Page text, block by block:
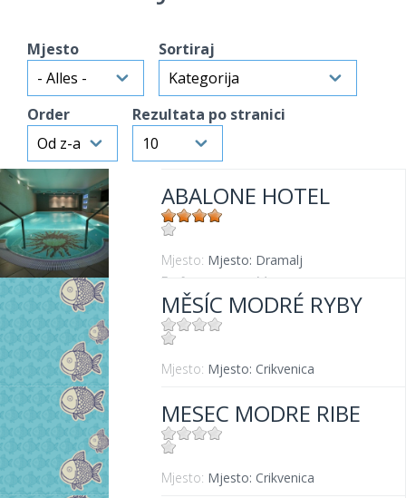
Mjesto Sortiraj
Order Rezultata po stranici
ABALONE HOTEL
Mjesto: Mjesto: Dramalj
Entfernung vom Meer:
MĚSÍC MODRÉ RYBY
Mjesto: Mjesto: Crikvenica
MESEC MODRE RIBE
Mjesto: Mjesto: Crikvenica